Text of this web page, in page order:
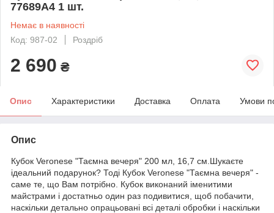
77689A4 1 шт.
Немає в наявності
Код: 987-02
Роздріб
2 690 ₴
Опис Характеристики Доставка Оплата Умови
Опис
Кубок Veronese "Таємна вечеря" 200 мл, 16,7 см.Шукаєте
ідеальний подарунок? Тоді Кубок Veronese "Таємна вечеря" -
саме те, що Вам потрібно. Кубок виконаний іменитими
майстрами і достатньо один раз подивитися, щоб побачити,
наскільки детально опрацьовані всі деталі обробки і наскільки